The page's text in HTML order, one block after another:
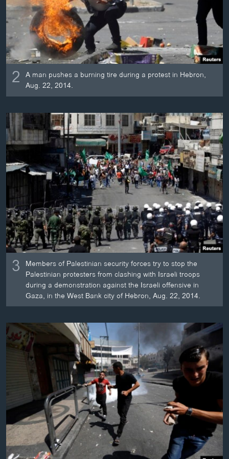
2 A man pushes a burning tire during a protest in Hebron,
Aug. 22, 2014.
3 Members of Palestinian security forces try to stop the
Palestinian protesters from clashing with Israeli troops
during a demonstration against the Israeli offensive in
Gaza, in the West Bank city of Hebron, Aug. 22, 2014.